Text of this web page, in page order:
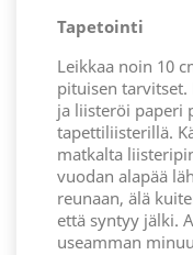
Tapetointi
Leikkaa noin 10
pituisen
ja liisteröi paperi
tapettiliisterillä.
matkalta
vuodan alapää
reunaan, älä
että syntyy jälki.
useamman